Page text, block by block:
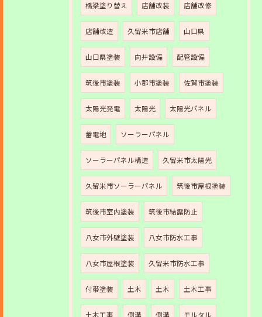
橋梁塗り替え 店舗改装 店舗改修
店舗改造 久留米市店舗 山口県
山口県塗装 向井設備 配管設備
筑後市塗装 小郡市塗装 佐賀市塗装
太陽光発電 太陽光 太陽光パネル
蓄電地 ソーラーパネル
ソーラーパネル構造 久留米市太陽光
久留米市ソーラーパネル 筑後市屋根塗装
筑後市室内塗装 筑後市結露防止
八女市外壁塗装 八女市防水工事
八女市屋根塗装 久留米市防水工事
付帯塗装 土木 土木 土木工事
土木工事 側溝 側溝 モルタル